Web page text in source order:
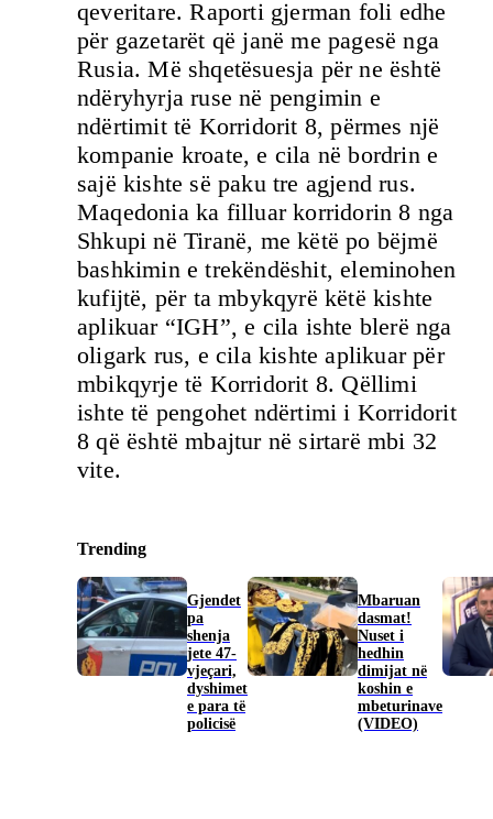
qeveritare. Raporti gjerman foli edhe
për gazetarët që janë me pagesë nga
Rusia. Më shqetësuesja për ne është
ndëryhyrja ruse në pengimin e
ndërtimit të Korridorit 8, përmes një
kompanie kroate, e cila në bordrin e
sajë kishte së paku tre agjend rus.
Maqedonia ka filluar korridorin 8 nga
Shkupi në Tiranë, me këtë po bëjmë
bashkimin e trekëndëshit, eleminohen
kufijtë, për ta mbykqyrë këtë kishte
aplikuar “IGH”, e cila ishte blerë nga
oligark rus, e cila kishte aplikuar për
mbikqyrje të Korridorit 8. Qëllimi
ishte të pengohet ndërtimi i Korridorit
8 që është mbajtur në sirtarë mbi 32
vite.
Trending
Gjendet
pa
shenja
jete 47-
vjeçari,
dyshimet
e para të
policisë
Mbaruan
dasmat!
Nuset i
hedhin
dimijat në
koshin e
mbeturinave
(VIDEO)